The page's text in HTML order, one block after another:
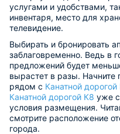
услугами и удобствами,
инвентаря, место для
телевидение.
Выбирать и бронировать
заблаговременно. Ведь в
предложений будет
вырастет в разы. Начните
рядом с Канатной дорогой
Канатной дорогой К8 уже
условия размещения.
смотрите расположение
города.